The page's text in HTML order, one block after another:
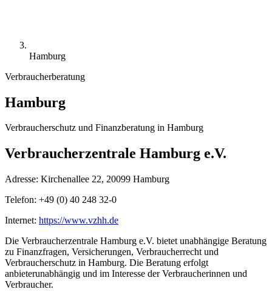
Hamburg
Verbraucherberatung
Hamburg
Verbraucherschutz und Finanzberatung in Hamburg
Verbraucherzentrale Hamburg e.V.
Adresse: Kirchenallee 22, 20099 Hamburg
Telefon: +49 (0) 40 248 32-0
Internet: https://www.vzhh.de
Die Verbraucherzentrale Hamburg e.V. bietet unabhängige Beratung
zu Finanzfragen, Versicherungen, Verbraucherrecht und
Verbraucherschutz in Hamburg. Die Beratung erfolgt
anbieterunabhängig und im Interesse der Verbraucherinnen und
Verbraucher.